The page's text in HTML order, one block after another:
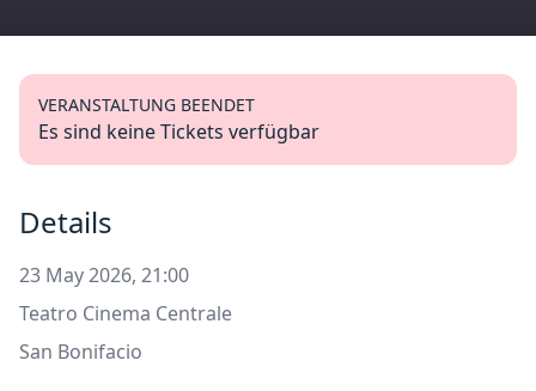
VERANSTALTUNG BEENDET
Es sind keine Tickets verfügbar
Details
23 May 2026, 21:00
Teatro Cinema Centrale
San Bonifacio